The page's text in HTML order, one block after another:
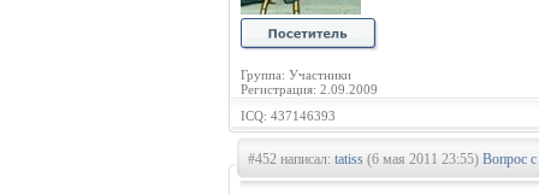
Группа: Участники
Регистрация: 2.09.2009
ICQ: 437146393
#452 написал: tatiss (6 мая 2011 23:55) Вопрос